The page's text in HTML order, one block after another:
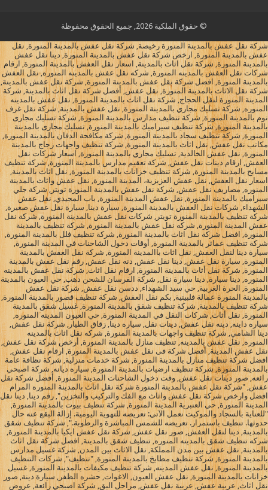
© حقوق الملكية 2026, جميع الحقوق محفوظة
شركة نقل عفش بالمدينة المنورة رخيصة, شركة نقل عفش بالمدينة المنورة, نقل
عفش بالمدينة المنورة, ارخص شركة نقل عفش بالمدينة المنورة, دينا نقل عفش
بالمدينة المنورة, شركة نقل اثاث بالمدينة, اسعار نقل العفش بالمدينة المنورة, ارقام
شركات نقل العفش بالمدينه المنورة, شركه نقل عفش بالمدينه المنوره, نقل العفش
بالمدينة المنورة, افضل شركة نقل عفش بالمدينة المنورة, شركة نقل عفش بالمدينة,
شركة نقل الاثاث بالمدينة المنورة, نقل عفش, أفضل شركة نقل اثاث بالمدينة, شركة
المدينة المنورة لنقل الحجاج, شركة نقل اثاث بالمدينة المنورة, نقل عفش بالمدينه
المنوره, شركة تسليك مجاري بالمدينة المنورة, نقل عفش بالمدينة, شركة نقل غرف
نوم بالمدينة المنورة, شركة تنظيف مدارس بالمدينة المنورة, شركة تسليك مجارى
بالمدينة المنورة, شركة تنظيف سيراميك بالمدينة المنورة, تسليك مجارى بالمدينة
المنورة, شركة تنظيف سجاد بالمدينة المنورة, شركة مكافحة الدفان بالمدينة المنورة,
مكاتب نقل عفش, نقل اثاث بالمدينة المنورة, شركة تنظيف واجهات زجاج بالمدينة
المنورة, نقل عفش الخالدية, تسليك مجاري بالمدينة المنورة, اسعار شركات نقل
العفش, ارقام دينات نقل عفش, شركة تعقيم مدارس بالمدينة المنورة, شركة تنظيف
مسابح بالمدينة المنورة, شركة تنظيف خزانات بالمدينة المنورة, نقل اثاث بالمدينة,
اسعار نقل العفش, نقل عفش العزيزية، المدينة المنورة, نقل عفش واثاث بالمدينة
المنوره, مصاريف نقل عفش, شركة نقل عفش بالمدينة المنورة تويتر, شركة جلي
سيراميك بالمدينة المنورة, نقل عفش المدينة المنورة, باب المجيدي, نقل عفش
الشهداء, شركات نقل العفش بالمدينة المنورة, سيارة دينا, سيارة نقل عفش صغيرة,
شركة تنظيف بالمدينة المنورة تويتر, شركات نقل عفش بالمدينة المنورة, شركة نقل
عفش المدينة المنورة, شركه نقل عفش بالمدينة المنورة, شركة تنظيف بالمدينة
المنورة, افضل شركة نقل اثاث بالمدينة المنورة, شركة تنظيف فلل بالمدينة المنورة,
شركة تنظيف عمائر بالمدينة المنورة, أوقات دخول الشاحنات في المدينة المنورة,
سيارة دينا لنقل العفش, نقل اثاث باالمدينة المنورة, شركة نقل العفش بالمدينة
المنورة, سيارة نقل عفش, دينا نقل عفش, دنه نقل عفش, رقم نقل عفش بالمدينة
المنورة, شركة نقل أثاث بالمدينة المنورة, ارقام نقل اثاث, شركة نقل عفش بالمدينه
المنوره, دينا سيارة, دينا سيارة نقل, شركة الفرسان للشحن دهب, حي العيون بالمدينة
المنورة, الحرة الغربية, حي سيد الشهداء, ددسن نقل عفش, شركة نقل عفش
بالمدينة المنورة عمالة فلبينية, بكم نقل العفش, شركة تنظيف قصور بالمدينة المنورة,
شركة تنظيف بالمدينة, شركة تنظيف شقق بالمدينة المنورة, غسيل شقق بالمدينة
المنورة, نقل أثاث, شركات النقل في المدينة المنورة, حي العيون المدينه المنوره,
سياره داينه, دينه نقل عفش, دينات نقل, سياره دينا, زقاق الطيار, شركة نقل عفش,
دينا الشامي, شركة تنظيف واجهات بالمدينة المنورة, شركه نقل اثاث بالمدينه
المنوره, نقل عفش بالمدينه, تنظيف منازل بالمدينة المنورة, أرخص شركة نقل عفش,
نقل عفش المدينة, أفضل شركة فى نقل عفش بالمدينة المنورة, ارقام نقل عفش,
افضل شركة تنظيف منازل بالمدينة المنورة, شركة خدمات منزلية, شركة نظافة عامة
بالمدينة المنورة, شركة تنظيف ارضيات بالمدينة المنورة, سياره ديانه, شركة اصبحي
رائعه, صور دينات نقل عفش, وقت دخول الشاحنات المدينة المنورة, أفضل شركة نقل
عفش, "شركة نقل عفش بالمدينة المنورة شركة نقل اثاث بالمدينة المنوره المرام
افضل وارخص شركة نقل عفش واثاث مع الفك والتركيب والتخزين", رقم دينا, دينا نقل
المدينة المنورة, حي العنبرية المدينة المنورة, شركة تنظيف بيوت بالمدينة المنورة,
"للعناية بالسجاد والموكيت نعمل الآتي: تعريضه للتهوية اليومية. إزالة البقع عنه حال
حدوثها. تنظيف باستمرار. تعريضه للشمس المباشرة والرطوبة.", شركة تنظيف شقق
بالمدينة, دينا لنقل العفش, صور نقل عفش, شركة نقل عفش ايكيا بالمدينة المنورة,
شركه تنظيف شقق بالمدينه المنوره, تنظيف شقق بالمدينة, افضل شركة نقل اثاث
بالمدينة, نقل عفش بين مدن المملكة, نقل الاثاث بين المدن, شركة غسيل مدارس
بالمدينة المنورة, شركة تنظيف مطابخ بالمدينة المنورة, "تنظيف", شركات التنظيف
بالمدينة المنورة, نقل عفش المدينه, شركة تنظيف مكيفات بالمدينة المنورة, غسيل
خزانات بالمدينة المنورة, نقل عفش العيون, الاغوات, حشره الظفر, سيارة دينة, صور
نقل اثاث, عربية عفش, عربية نقل عفش, مراحل البق, شركة اصبحي رائعة, عروض